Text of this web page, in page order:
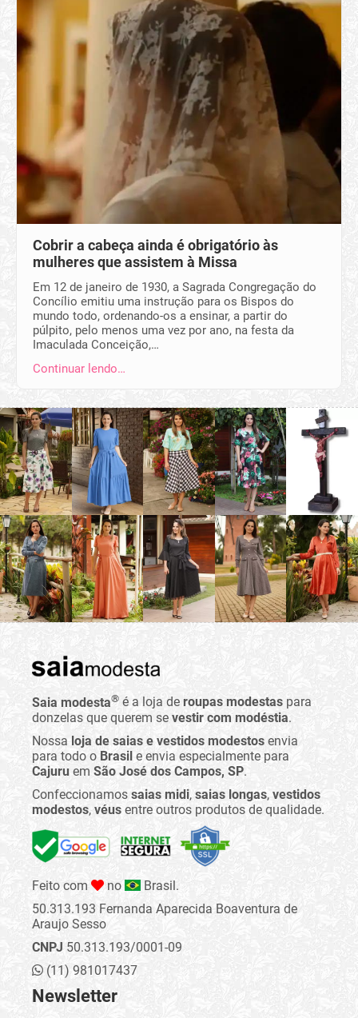
Cobrir a cabeça ainda é obrigatório às
mulheres que assistem à Missa
Em 12 de janeiro de 1930, a Sagrada Congregação do
Concílio emitiu uma instrução para os Bispos do
mundo todo, ordenando-os a ensinar, a partir do
púlpito, pelo menos uma vez por ano, na festa da
Imaculada Conceição,…
Continuar lendo…
Saia modesta® é a loja de roupas modestas para
donzelas que querem se vestir com modéstia.
Nossa loja de saias e vestidos modestos envia
para todo o Brasil e envia especialmente para
Cajuru em São José dos Campos, SP.
Confeccionamos saias midi, saias longas, vestidos
modestos, véus entre outros produtos de qualidade.
Feito com no
Brasil.
50.313.193 Fernanda Aparecida Boaventura de
Araujo Sesso
CNPJ 50.313.193/0001-09
(11) 981017437
Newsletter